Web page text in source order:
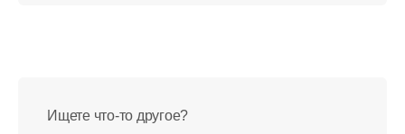
Ищете что-то другое?